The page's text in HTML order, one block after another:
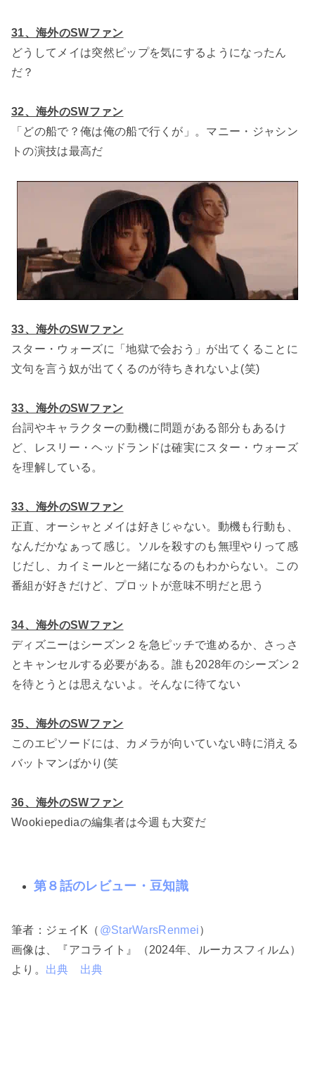
31、海外のSWファン
どうしてメイは突然ピップを気にするようになったん
だ？
32、海外のSWファン
「どの船で？俺は俺の船で行くが」。マニー・ジャシン
トの演技は最高だ
33、海外のSWファン
スター・ウォーズに「地獄で会おう」が出てくることに
文句を言う奴が出てくるのが待ちきれないよ(笑)
33、海外のSWファン
台詞やキャラクターの動機に問題がある部分もあるけ
ど、レスリー・ヘッドランドは確実にスター・ウォーズ
を理解している。
33、海外のSWファン
正直、オーシャとメイは好きじゃない。動機も行動も、
なんだかなぁって感じ。ソルを殺すのも無理やりって感
じだし、カイミールと一緒になるのもわからない。この
番組が好きだけど、プロットが意味不明だと思う
34、海外のSWファン
ディズニーはシーズン２を急ピッチで進めるか、さっさ
とキャンセルする必要がある。誰も2028年のシーズン２
を待とうとは思えないよ。そんなに待てない
35、海外のSWファン
このエピソードには、カメラが向いていない時に消える
バットマンばかり(笑
36、海外のSWファン
Wookiepediaの編集者は今週も大変だ
第８話のレビュー・豆知識
筆者：ジェイK（ @StarWarsRenmei）
画像は、『アコライト』（2024年、ルーカスフィルム）
より。 出典 出典